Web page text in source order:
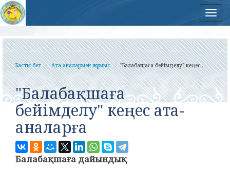
Басты бет Ата-аналармен жұмыс "Балабақшаға бейімделу" кеңес...
"Балабақшаға
бейімделу" кеңес ата-
аналарға
Балабақшаға дайындық